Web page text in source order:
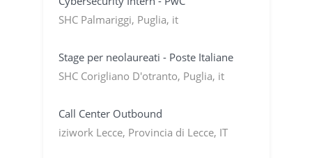
SHC Palmariggi, Puglia, it
Stage per neolaureati - Poste Italiane
SHC Corigliano D'otranto, Puglia, it
Call Center Outbound
iziwork Lecce, Provincia di Lecce, IT